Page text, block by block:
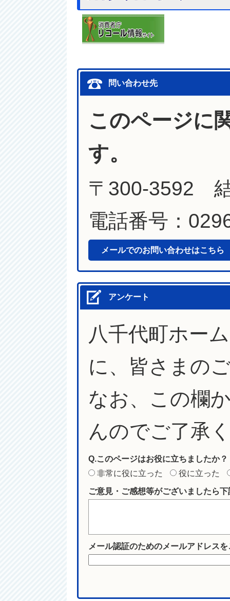
問い合わせ先
このページに
す。
〒300-3592
電話番号：
メールでのお問い合わせはこちら
アンケート
八千代町ホー
に、皆さまの
なお、この欄
んのでご了承
Q.このページはお役に立ちましたか？
非常に役に立った
役に立った
ご意見・ご感想等がございましたら
メール認証のためのメールアドレス